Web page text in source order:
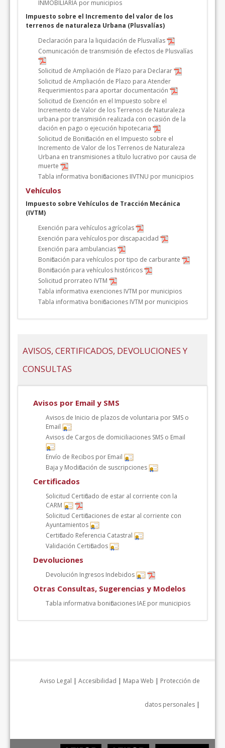
INMOBILIARIA por municipios
Impuesto sobre el Incremento del valor de los
terrenos de naturaleza Urbana (Plusvalías)
Declaración para la liquidación de Plusvalías
Comunicación de transmisión de efectos de Plusvalías
Solicitud de Ampliación de Plazo para Declarar
Solicitud de Ampliación de Plazo para Atender
Requerimientos para aportar documentación
Solicitud de Exención en el Impuesto sobre el
Incremento de Valor de los Terrenos de Naturaleza
urbana por transmisión realizada con ocasión de la
dación en pago o ejecución hipotecaria
Solicitud de Bonificación en el Impuesto sobre el
Incremento de Valor de los Terrenos de Naturaleza
Urbana en transmisiones a título lucrativo por causa de
muerte
Tabla informativa bonificaciones IIVTNU por municipios
Vehículos
Impuesto sobre Vehículos de Tracción Mecánica
(IVTM)
Exención para vehículos agrícolas
Exención para vehículos por discapacidad
Exención para ambulancias
Bonificación para vehículos por tipo de carburante
Bonificación para vehículos históricos
Solicitud prorrateo IVTM
Tabla informativa exenciones IVTM por municipios
Tabla informativa bonificaciones IVTM por municipios
AVISOS, CERTIFICADOS, DEVOLUCIONES Y
CONSULTAS
Avisos por Email y SMS
Avisos de Inicio de plazos de voluntaria por SMS o
Email
Avisos de Cargos de domiciliaciones SMS o Email
Envío de Recibos por Email
Baja y Modificación de suscripciones
Certificados
Solicitud Certificado de estar al corriente con la
CARM
Solicitud Certificaciones de estar al corriente con
Ayuntamientos
Certificado Referencia Catastral
Validación Certificados
Devoluciones
Devolución Ingresos Indebidos
Otras Consultas, Sugerencias y Modelos
Tabla informativa bonificaciones IAE por municipios
Aviso Legal | Accesibilidad | Mapa Web | Protección de
datos personales |